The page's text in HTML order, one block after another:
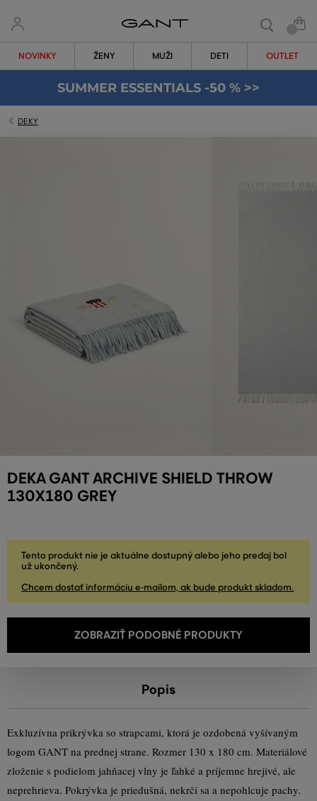
NOVINKY ŽENY MUŽI DETI OUTLET
SUMMER ESSENTIALS -50 % >>
DEKY
DEKA GANT ARCHIVE SHIELD THROW
130X180 GREY
Tento produkt nie je aktuálne dostupný alebo jeho predaj bol
už ukončený.
Chcem dostať informáciu e-mailom, ak bude produkt skladom.
ZOBRAZIŤ PODOBNÉ PRODUKTY
Popis
Exkluzívna prikrývka so strapcami, ktorá je ozdobená vyšívaným
logom GANT na prednej strane. Rozmer 130 x 180 cm. Materiálové
zloženie s podielom jahňacej vlny je ľahké a príjemne hrejivé, ale
neprehrieva. Pokrývka je priedušná, nekrčí sa a nepohlcuje pachy.